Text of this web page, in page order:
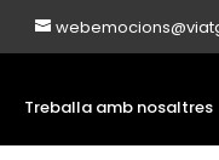
Treballa amb nosaltres